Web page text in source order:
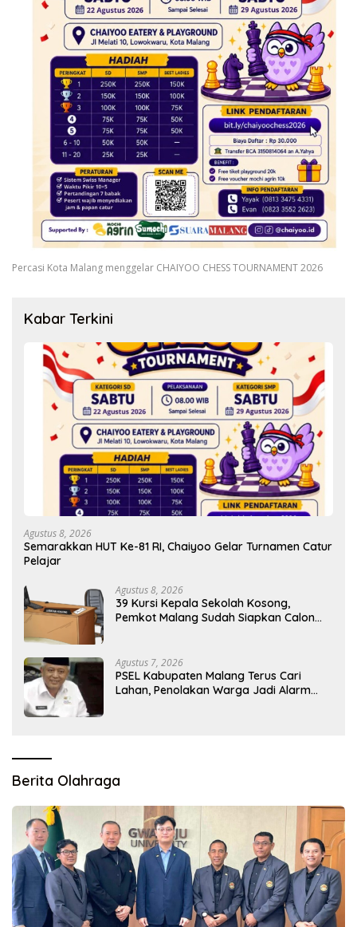
Percasi Kota Malang menggelar CHAIYOO CHESS TOURNAMENT 2026
Kabar Terkini
Agustus 8, 2026
Semarakkan HUT Ke-81 RI, Chaiyoo Gelar Turnamen Catur
Pelajar
Agustus 8, 2026
39 Kursi Kepala Sekolah Kosong,
Pemkot Malang Sudah Siapkan Calon
Agustus 7, 2026
PSEL Kabupaten Malang Terus Cari
Lahan, Penolakan Warga Jadi Alarm
Berita Olahraga